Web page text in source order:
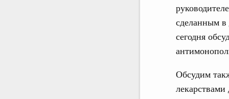
сделанным
сегодня
Обсудим